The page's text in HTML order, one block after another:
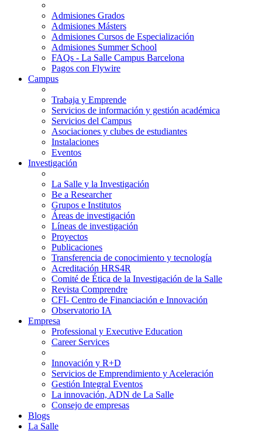
Admisiones Grados
Admisiones Másters
Admisiones Cursos de Especialización
Admisiones Summer School
FAQs - La Salle Campus Barcelona
Pagos con Flywire
Campus
Trabaja y Emprende
Servicios de información y gestión académica
Servicios del Campus
Asociaciones y clubes de estudiantes
Instalaciones
Eventos
Investigación
La Salle y la Investigación
Be a Researcher
Grupos e Institutos
Áreas de investigación
Líneas de investigación
Proyectos
Publicaciones
Transferencia de conocimiento y tecnología
Acreditación HRS4R
Comité de Ética de la Investigación de la Salle
Revista Comprendre
CFI- Centro de Financiación e Innovación
Observatorio IA
Empresa
Professional y Executive Education
Career Services
Innovación y R+D
Servicios de Emprendimiento y Aceleración
Gestión Integral Eventos
La innovación, ADN de La Salle
Consejo de empresas
Blogs
La Salle